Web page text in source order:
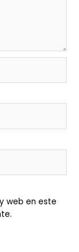
web en este